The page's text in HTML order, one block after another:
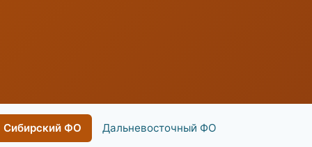
Сибирский ФО Дальневосточный ФО